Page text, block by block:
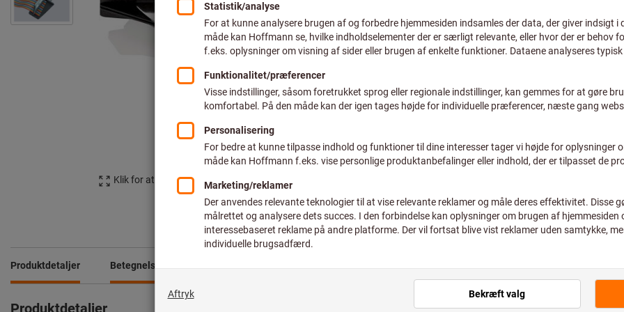
Klik for at forstørre billedet
Individuelle priser for
Bemærk venligst
Tilføj til ønskeliste
Produktdetaljer Betegnelse Downloads og dokumenter Egnede produkter